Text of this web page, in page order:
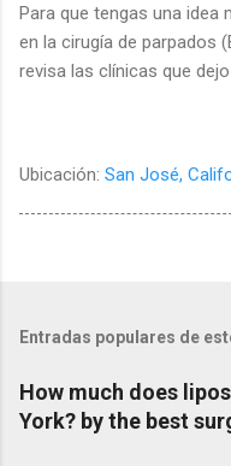
Para que tengas una idea
en la cirugía de parpados
revisa las clínicas que
Ubicación: San José,
Entradas populares de
How much does
York? by the best